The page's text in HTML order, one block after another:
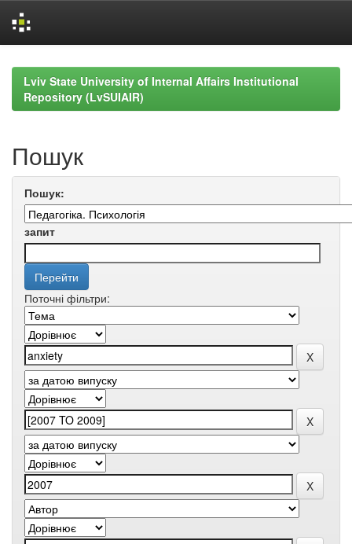
navigationLviv State University of Internal Affairs Institutional
Repository (LvSUIAIR)
Пошук
Пошук:
запит
Поточні фільтри: